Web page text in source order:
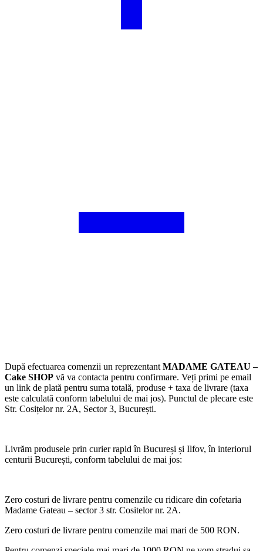
După efectuarea comenzii un reprezentant MADAME GATEAU –
Cake SHOP vă va contacta pentru confirmare. Veți primi pe email
un link de plată pentru suma totală, produse + taxa de livrare (taxa
este calculată conform tabelului de mai jos). Punctul de plecare este
Str. Cosițelor nr. 2A, Sector 3, București.
Livrăm produsele prin curier rapid în Bucureși și Ilfov, în interiorul
centurii București, conform tabelului de mai jos:
Zero costuri de livrare pentru comenzile cu ridicare din cofetaria
Madame Gateau – sector 3 str. Cositelor nr. 2A.
Zero costuri de livrare pentru comenzile mai mari de 500 RON.